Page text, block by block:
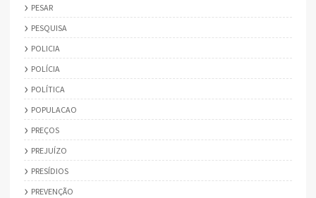
PESAR
PESQUISA
POLICIA
POLÍCIA
POLÍTICA
POPULACAO
PREÇOS
PREJUÍZO
PRESÍDIOS
PREVENÇÃO